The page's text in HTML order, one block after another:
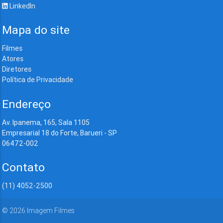
LinkedIn
Mapa do site
Filmes
Atores
Diretores
Política de Privacidade
Endereço
Av. Ipanema, 165, Sala 1105
Empresarial 18 do Forte, Barueri - SP
06472-002
Contato
(11) 4052-2500
© 2026 Imagem Filmes